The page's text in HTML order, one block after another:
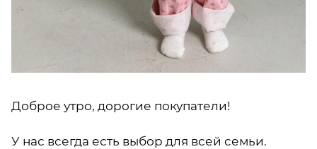
Доброе утро, дорогие покупатели!
У нас всегда есть выбор для всей семьи.